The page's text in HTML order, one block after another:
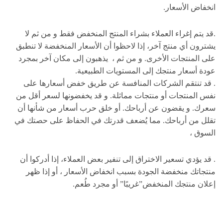
انخفاض الأسعار.
.قد يتم إغراء العملاء بشراء المنتج المنخفض فقط و من ثم لا
يشترون أي منتج آخر، إذا لاحظوا أن الأسعار المنخفضة لا تنطبق
على المنتجات الأخرى. و من ثم ، يذهبون إلى مكان آخر بمجرد
عودة أسعار منتجك إلى المستويات الطبيعية.
. قد تنتقم الشركات المنافسة عن طريق خفض أسعارها على
نفس المنتجات أو منتجات مماثلة. و قد يخفضونها لسعر أقل من
سعرك. و يقضون عن أرباحك. أو خلق حرب أسعار من شأنها أن
تقلل من أرباحك. مما يُضعف قدرتك في الحفاظ على حصتك في
السوق ،
. قد يؤدي تسعير الاختراق إلى تنفير بعض العملاء، إذا أدركوا أن
منتجاتك منخفضة الجودة بسبب انخفاض الأسعار ، أو إذا ظهر
إعلان منتجك المنخفض”غريبًا” أو مجرد طُعم.